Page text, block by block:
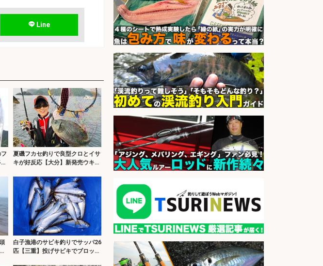
Line
夏磯フカセ釣りで良型クロとイサ
キが好反応【大分】新発売ウキを
白子漁港のサビキ釣りでサッパ26
匹【三重】投げサビキでブロック